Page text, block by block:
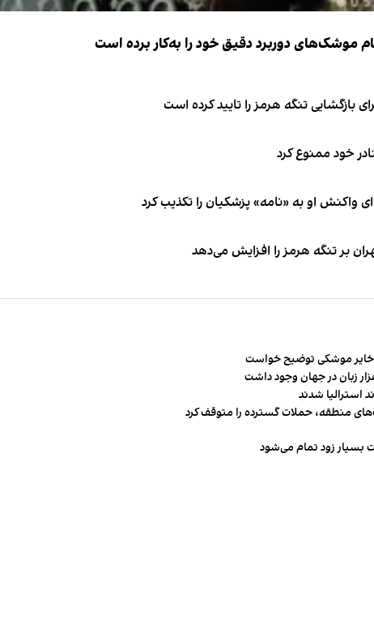
موشک‌های دوربرد دقیق خود را به‌کار برده است
تنگه هرمز را تایید کرده است
خود ممنوع کرد
او به «نامه» پزشکیان را تکذیب کرد
بر تنگه هرمز را افزایش می‌دهد
موشکی توضیح خواست
منطقه، حملات گسترده را متوقف کرد
بسیار زود تمام می‌شود